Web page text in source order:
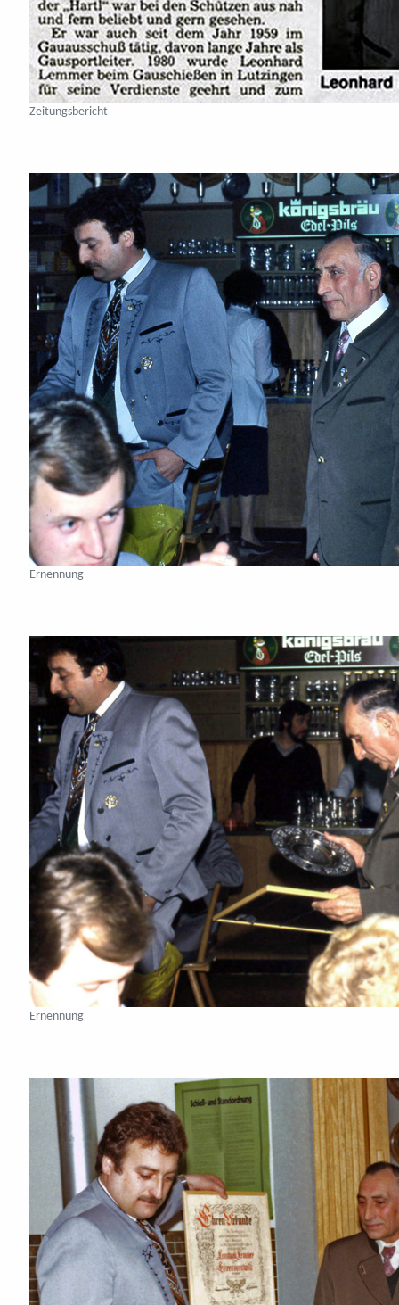
Zeitungsbericht
Ernennung
Ernennung